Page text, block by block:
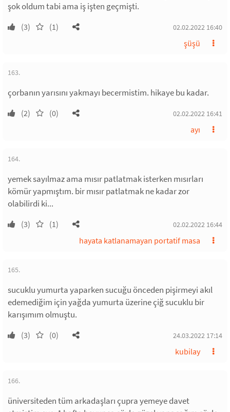
şok oldum tabi ama iş işten geçmişti.
(3) (1) 02.02.2022 16:40
şüşü
163.
çorbanın yarısını yakmayı becermistim. hikaye bu kadar.
(2) (0) 02.02.2022 16:41
ayı
164.
yemek sayılmaz ama mısır patlatmak isterken mısırları
kömür yapmıştım. bir mısır patlatmak ne kadar zor
olabilirdi ki...
(3) (1) 02.02.2022 16:44
hayata katlanamayan portatif masa
165.
sucuklu yumurta yaparken sucuğu önceden pişirmeyi akıl
edemediğim için yağda yumurta üzerine çiğ sucuklu bir
karışımım olmuştu.
(3) (0) 24.03.2022 17:14
kubilay
166.
üniversiteden tüm arkadaşları çupra yemeye davet